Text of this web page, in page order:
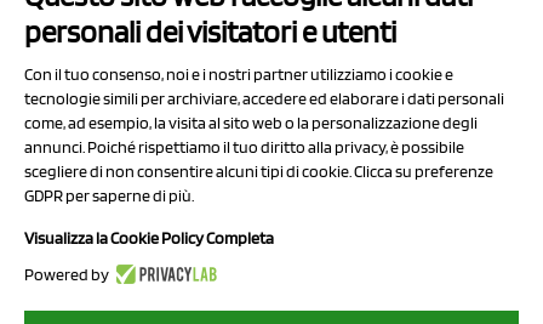
Contatti
Privacy Policy
Cookie Policy
Chi Siamo
2023 NCX Drahorad srl - All rights reserved
personali dei visitatori e utenti
Con il tuo consenso, noi e i nostri partner utilizziamo i cookie e
tecnologie simili per archiviare, accedere ed elaborare i dati personali
come, ad esempio, la visita al sito web o la personalizzazione degli
annunci. Poiché rispettiamo il tuo diritto alla privacy, è possibile
scegliere di non consentire alcuni tipi di cookie. Clicca su preferenze
GDPR per saperne di più.
Visualizza la Cookie Policy Completa
Powered by